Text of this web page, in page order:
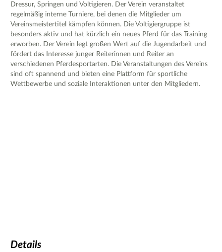
Dressur, Springen und Voltigieren. Der Verein veranstaltet
regelmäßig interne Turniere, bei denen die Mitglieder um
Vereinsmeistertitel kämpfen können. Die Voltigiergruppe ist
besonders aktiv und hat kürzlich ein neues Pferd für das Training
erworben. Der Verein legt großen Wert auf die Jugendarbeit und
fördert das Interesse junger Reiterinnen und Reiter an
verschiedenen Pferdesportarten. Die Veranstaltungen des Vereins
sind oft spannend und bieten eine Plattform für sportliche
Wettbewerbe und soziale Interaktionen unter den Mitgliedern.
Details